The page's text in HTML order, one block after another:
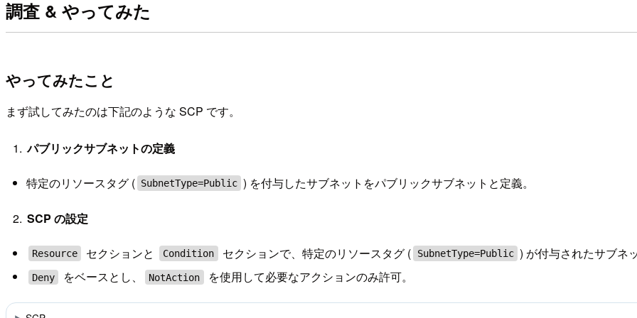
調査 & やってみた
やってみたこと
まず試してみたのは下記のような SCP です。
パブリックサブネットの定義
特定のリソースタグ ( SubnetType=Public ) を付与したサブネットをパブリックサブネットと定義。
SCP の設定
Resource セクションと Condition セクションで、特定のリソースタグ ( SubnetType=Public ) が付与されたサブネ
Deny をベースとし、 NotAction を使用して必要なアクションのみ許可。